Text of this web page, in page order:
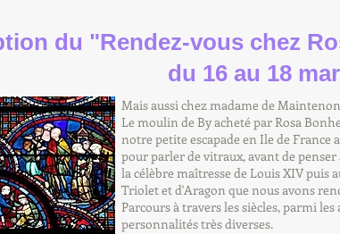
du "Rendez-vous chez
du 16 au 18
Mais aussi chez madame de
Le moulin de By acheté par Rosa
notre petite escapade en Ile de France
pour parler de vitraux, avant de
la célèbre maîtresse de Louis XIV puis
Triolet et d'Aragon que nous avons
Parcours à travers les siècles, parmi
personnalités très diverses.